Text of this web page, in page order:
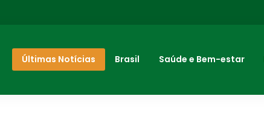
Últimas Notícias Brasil Saúde e Bem-estar